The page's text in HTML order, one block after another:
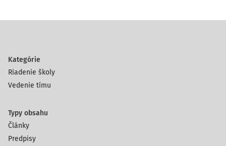
Kategórie
Riadenie školy
Vedenie tímu
Typy obsahu
Články
Predpisy